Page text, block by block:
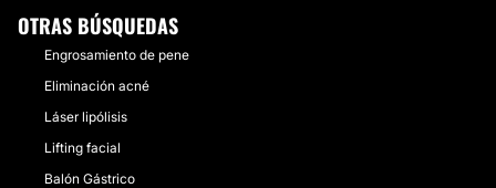
OTRAS BÚSQUEDAS
Engrosamiento de pene
Eliminación acné
Láser lipólisis
Lifting facial
Balón Gástrico